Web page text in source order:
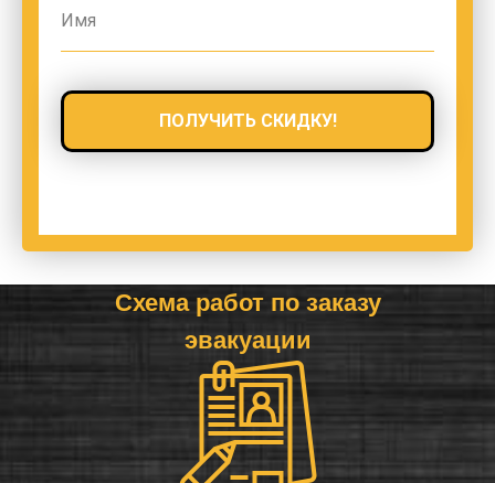
ПОЛУЧИТЬ СКИДКУ!
Схема работ по заказу
эвакуации